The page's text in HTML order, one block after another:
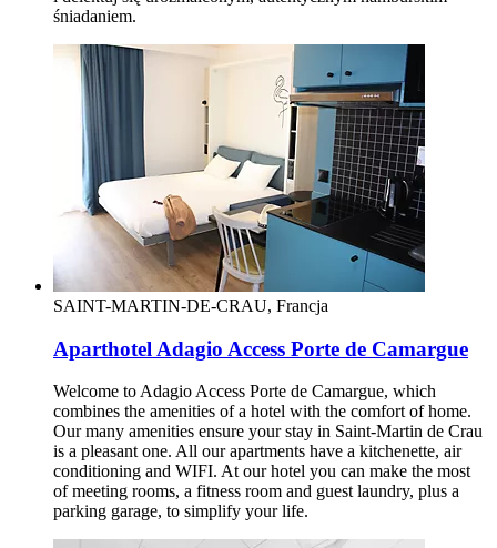
śniadaniem.
SAINT-MARTIN-DE-CRAU, Francja
Aparthotel Adagio Access Porte de Camargue
Welcome to Adagio Access Porte de Camargue, which
combines the amenities of a hotel with the comfort of home.
Our many amenities ensure your stay in Saint-Martin de Crau
is a pleasant one. All our apartments have a kitchenette, air
conditioning and WIFI. At our hotel you can make the most
of meeting rooms, a fitness room and guest laundry, plus a
parking garage, to simplify your life.